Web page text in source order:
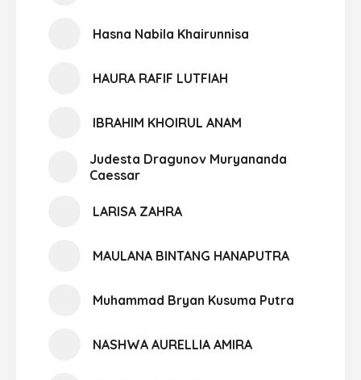
Hasna Nabila Khairunnisa
HAURA RAFIF LUTFIAH
IBRAHIM KHOIRUL ANAM
Judesta Dragunov Muryananda
Caessar
LARISA ZAHRA
MAULANA BINTANG HANAPUTRA
Muhammad Bryan Kusuma Putra
NASHWA AURELLIA AMIRA